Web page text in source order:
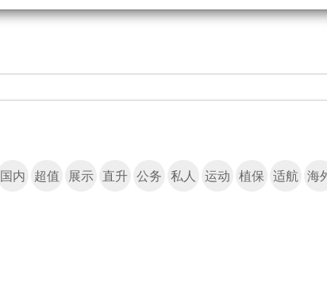
国内 超值 展示 直升 公务 私人 运动 植保 适航 海